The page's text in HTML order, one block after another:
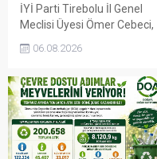
İYİ Parti Tirebolu İl Genel
Meclisi Üyesi Ömer Cebeci,
Cemiyeti’nin Milli Mücadele
çekti. Cebeci, Giresun’un
bağımsızlık mücadelesinde
üstlendiği tarihi
sorumluluğun gelecek
nesillere doğru anlatılması
06.08.2026